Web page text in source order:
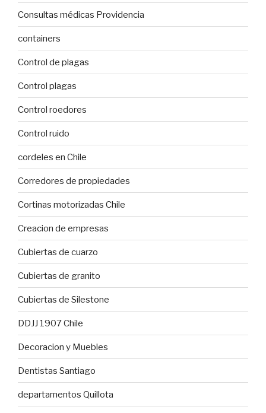
Consultas médicas Providencia
containers
Control de plagas
Control plagas
Control roedores
Control ruido
cordeles en Chile
Corredores de propiedades
Cortinas motorizadas Chile
Creacion de empresas
Cubiertas de cuarzo
Cubiertas de granito
Cubiertas de Silestone
DDJJ 1907 Chile
Decoracion y Muebles
Dentistas Santiago
departamentos Quillota